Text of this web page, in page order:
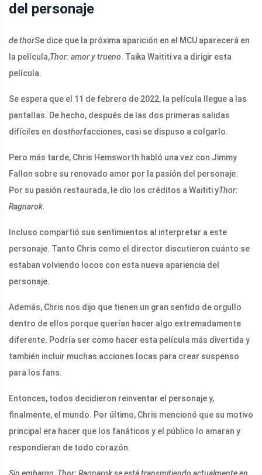
del personaje
de thorSe dice que la próxima aparición en el MCU aparecerá en
la película,Thor: amor y trueno. Taika Waititi va a dirigir esta
película.
Se espera que el 11 de febrero de 2022, la película llegue a las
pantallas. De hecho, después de las dos primeras salidas
difíciles en dosthorfacciones, casi se dispuso a colgarlo.
Pero más tarde, Chris Hemsworth habló una vez con Jimmy
Fallon sobre su renovado amor por la pasión del personaje.
Por su pasión restaurada, le dio los créditos a Waititi yThor:
Ragnarok.
Incluso compartió sus sentimientos al interpretar a este
personaje. Tanto Chris como el director discutieron cuánto se
estaban volviendo locos con esta nueva apariencia del
personaje.
Además, Chris nos dijo que tienen un gran sentido de orgullo
dentro de ellos porque querían hacer algo extremadamente
diferente. Podría ser como hacer esta película más divertida y
también incluir muchas acciones locas para crear suspenso
para los fans.
Entonces, todos decidieron reinventar el personaje y,
finalmente, el mundo. Por último, Chris mencionó que su motivo
principal era hacer que los fanáticos y el público lo amaran y
respondieran de todo corazón.